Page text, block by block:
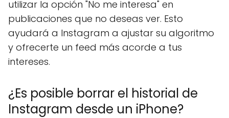
utilizar la opción "No me interesa" en
publicaciones que no deseas ver. Esto
ayudará a Instagram a ajustar su algoritmo
y ofrecerte un feed más acorde a tus
intereses.
¿Es posible borrar el historial de
Instagram desde un iPhone?